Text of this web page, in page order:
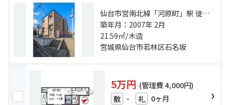
仙台市営南北線「河原町」駅 徒歩6
分 仙台市営南北線「愛宕橋」駅 徒
歩7分 仙台市地下鉄東西線「連坊」
駅 徒歩11分
築年月：2007年 2月
21.59㎡/木造
宮城県仙台市若林区石名坂
5万円 (管理費 4,000円)
敷 - 礼 0ヶ月